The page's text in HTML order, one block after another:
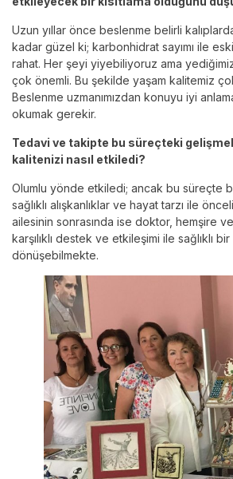
Uzun yıllar önce beslenme belirli
kadar güzel ki; karbonhidrat sayımı ile
rahat. Her şeyi yiyebiliyoruz ama
çok önemli. Bu şekilde yaşam kalitemiz
Beslenme uzmanımızdan konuyu iyi
okumak gerekir.
Tedavi ve takipte bu süreçteki
kalitenizi nasıl etkiledi?
Olumlu yönde etkiledi; ancak bu süreçte
sağlıklı alışkanlıklar ve hayat tarzı ile
ailesinin sonrasında ise doktor, hemşire
karşılıklı destek ve etkileşimi ile sağlıklı
dönüşebilmekte.